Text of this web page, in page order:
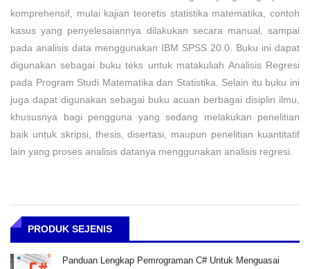
komprehensif, mulai kajian teoretis statistika matematika, contoh
kasus yang penyelesaiannya dilakukan secara manual, sampai
pada analisis data menggunakan IBM SPSS 20.0. Buku ini dapat
digunakan sebagai buku teks untuk matakuliah Analisis Regresi
pada Program Studi Matematika dan Statistika. Selain itu buku ini
juga dapat digunakan sebagai buku acuan berbagai disiplin ilmu,
khususnya bagi pengguna yang sedang melakukan penelitian
baik untuk skripsi, thesis, disertasi, maupun penelitian kuantitatif
lain yang proses analisis datanya menggunakan analisis regresi.
PRODUK SEJENIS
Panduan Lengkap Pemrograman C# Untuk Menguasai